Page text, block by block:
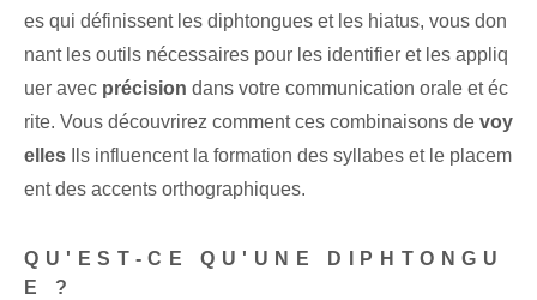
es qui définissent les diphtongues et les hiatus, vous don
nant les outils nécessaires pour les identifier et les appliq
uer avec précision dans votre communication orale et éc
rite. Vous découvrirez comment⁤ ces combinaisons de voy
elles Ils influencent la formation des syllabes et le placem
ent des accents orthographiques.
QU'EST-CE QU'UNE DIPHTONGU
E ?